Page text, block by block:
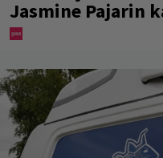
Jasmine Pajarin